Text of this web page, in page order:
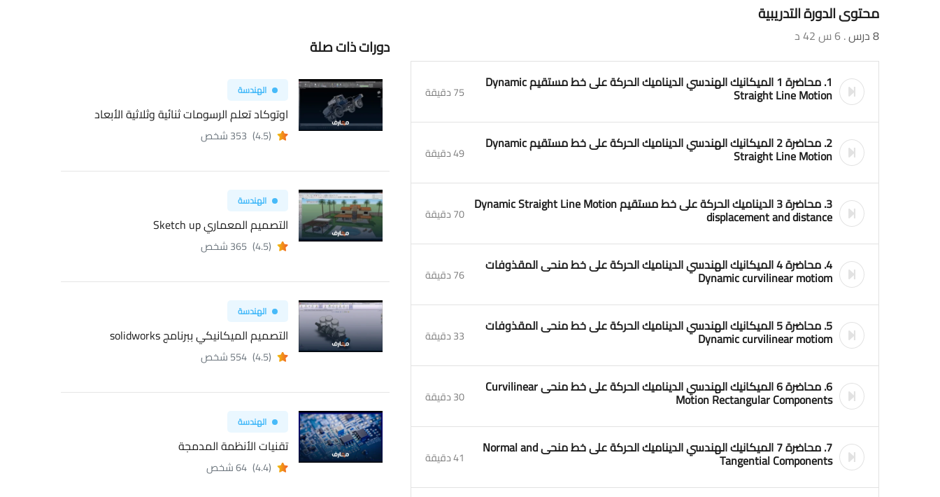
محتوى الدورة التدريبية
8 درس . 6 س 42 د
1. محاضرة 1 الميكانيك الهندسي الديناميك الحركة على خط مستقيم Dynamic
Straight Line Motion 75 دقيقة
2. محاضرة 2 الميكانيك الهندسي الديناميك الحركة على خط مستقيم Dynamic
Straight Line Motion 49 دقيقة
3. محاضرة 3 الديناميك الحركة على خط مستقيم Dynamic Straight Line Motion
displacement and distance 70 دقيقة
4. محاضرة 4 الميكانيك الهندسي الديناميك الحركة على خط منحى المقذوفات
Dynamic curvilinear motiom 76 دقيقة
5. محاضرة 5 الميكانيك الهندسي الديناميك الحركة على خط منحى المقذوفات
Dynamic curvilinear motiom 33 دقيقة
6. محاضرة 6 الميكانيك الهندسي الديناميك الحركة على خط منحى Curvilinear
Motion Rectangular Components 30 دقيقة
7. محاضرة 7 الميكانيك الهندسي الديناميك الحركة على خط منحى Normal and
Tangential Components 41 دقيقة
دورات ذات صلة
الهندسة
اوتوكاد تعلم الرسومات ثنائية وثلاثية الأبعاد
(4.5) 353 شخص
الهندسة
التصميم المعماري Sketch up
(4.5) 365 شخص
الهندسة
التصميم الميكانيكي ببرنامج solidworks
(4.5) 554 شخص
الهندسة
تقنيات الأنظمة المدمجة
(4.4) 64 شخص